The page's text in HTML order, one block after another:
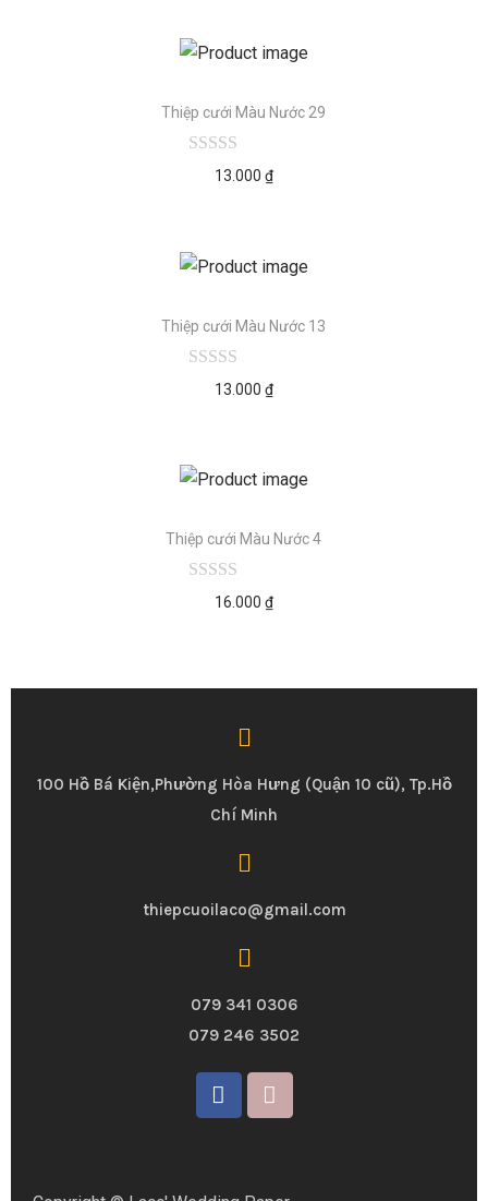
Thiệp cưới Màu Nước 29
13.000 ₫
Thiệp cưới Màu Nước 13
13.000 ₫
Thiệp cưới Màu Nước 4
16.000 ₫
100 Hồ Bá Kiện,Phường Hòa Hưng (Quận 10 cũ), Tp.Hồ
Chí Minh
thiepcuoilaco@gmail.com
079 341 0306
079 246 3502